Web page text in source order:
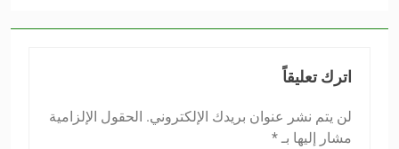
اترك تعليقاً
لن يتم نشر عنوان بريدك الإلكتروني. الحقول الإلزامية
مشار إليها بـ *